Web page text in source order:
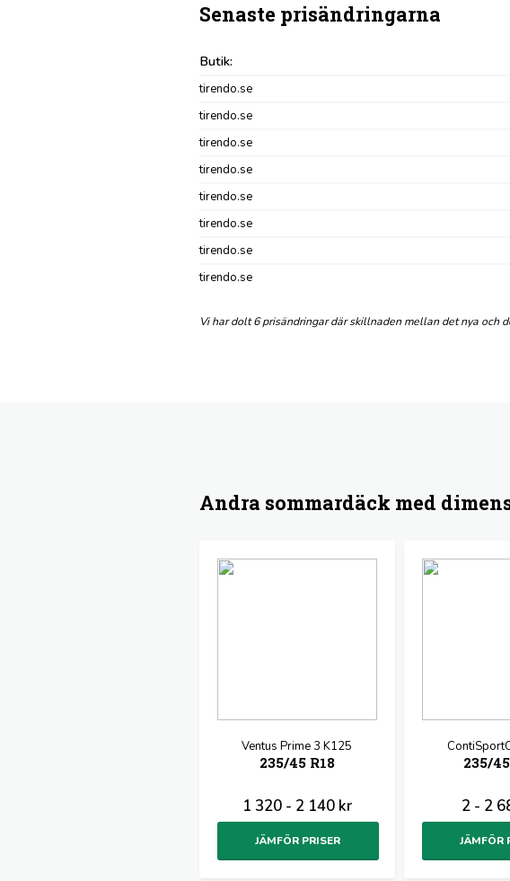
Senaste prisändringarna
Butik:
tirendo.se
tirendo.se
tirendo.se
tirendo.se
tirendo.se
tirendo.se
tirendo.se
tirendo.se
Vi har dolt 6 prisändringar där skillnaden mellan det nya och
Andra sommardäck med
Ventus Prime 3 K125
235/45 R18
1 320 - 2 140 kr
JÄMFÖR PRISER
235/
2 - 2
JÄMFÖR